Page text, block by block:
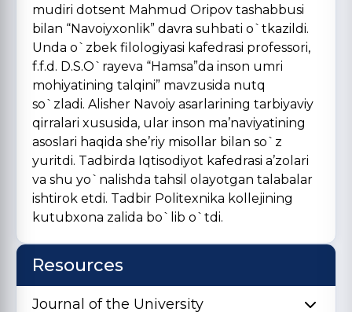
mudiri dotsent Mahmud Oripov tashabbusi
bilan “Navoiyxonlik” davra suhbati o`tkazildi.
Unda o`zbek filologiyasi kafedrasi professori,
f.f.d. D.S.O`rayeva “Hamsa”da inson umri
mohiyatining talqini” mavzusida nutq
so`zladi. Alisher Navoiy asarlarining tarbiyaviy
qirralari xususida, ular inson ma’naviyatining
asoslari haqida she’riy misollar bilan so`z
yuritdi. Tadbirda Iqtisodiyot kafedrasi a’zolari
va shu yo`nalishda tahsil olayotgan talabalar
ishtirok etdi. Tadbir Politexnika kollejining
kutubxona zalida bo`lib o`tdi.
Resources
Journal of the University